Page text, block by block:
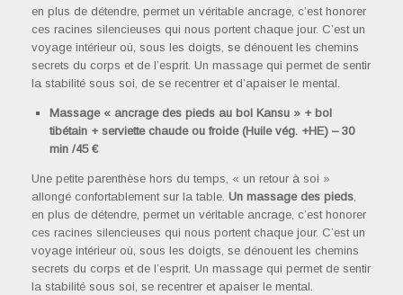
en plus de détendre, permet un véritable ancrage, c’est honorer
ces racines silencieuses qui nous portent chaque jour. C’est un
voyage intérieur où, sous les doigts, se dénouent les chemins
secrets du corps et de l’esprit. Un massage qui permet de sentir
la stabilité sous soi, de se recentrer et d’apaiser le mental.
Massage « ancrage des pieds au bol Kansu » + bol
tibétain + serviette chaude ou froide (Huile vég. +HE) – 30
min /45 €
Une petite parenthèse hors du temps, « un retour à soi »
allongé confortablement sur la table. Un massage des pieds
en plus de détendre, permet un véritable ancrage, c’est honorer
ces racines silencieuses qui nous portent chaque jour. C’est un
voyage intérieur où, sous les doigts, se dénouent les chemins
secrets du corps et de l’esprit. Un massage qui permet de sentir
la stabilité sous soi, se recentrer et apaiser le mental.